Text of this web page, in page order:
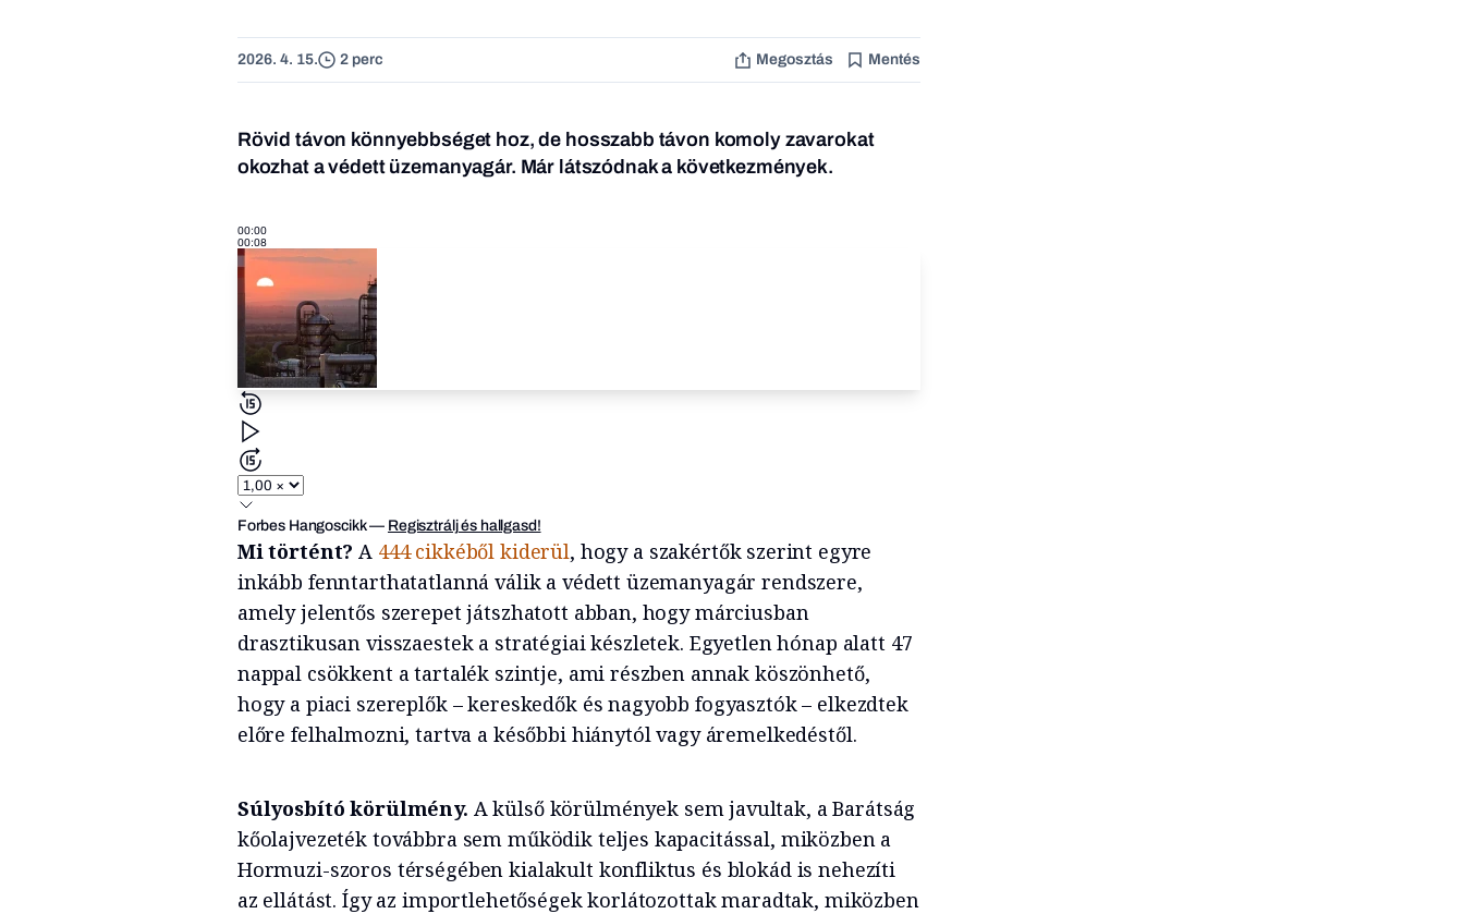
2026. 4. 15. 2 perc Megosztás Mentés
Rövid távon könnyebbséget hoz, de hosszabb távon komoly zavarokat
okozhat a védett üzemanyagár. Már látszódnak a következmények.
00:00
00:08
Forbes Hangoscikk— Regisztrálj és hallgasd!
Mi történt? A 444 cikkéből kiderül, hogy a szakértők szerint egyre
inkább fenntarthatatlanná válik a védett üzemanyagár rendszere,
amely jelentős szerepet játszhatott abban, hogy márciusban
drasztikusan visszaestek a stratégiai készletek. Egyetlen hónap alatt 47
nappal csökkent a tartalék szintje, ami részben annak köszönhető,
hogy a piaci szereplők – kereskedők és nagyobb fogyasztók – elkezdtek
előre felhalmozni, tartva a későbbi hiánytól vagy áremelkedéstől.
Súlyosbító körülmény. A külső körülmények sem javultak, a Barátság
kőolajvezeték továbbra sem működik teljes kapacitással, miközben a
Hormuzi-szoros térségében kialakult konfliktus és blokád is nehezíti
az ellátást. Így az importlehetőségek korlátozottak maradtak, miközben